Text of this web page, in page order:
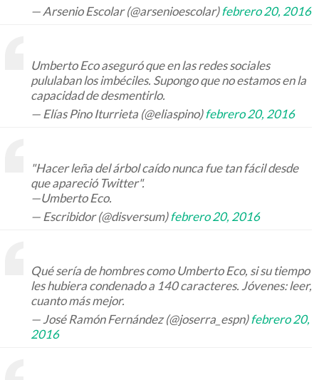
— Arsenio Escolar (@arsenioescolar) febrero 20, 2016
Umberto Eco aseguró que en las redes sociales
pululaban los imbéciles. Supongo que no estamos en la
capacidad de desmentirlo.
— Elías Pino Iturrieta (@eliaspino) febrero 20, 2016
"Hacer leña del árbol caído nunca fue tan fácil desde
que apareció Twitter".
—Umberto Eco.
— Escribidor (@disversum) febrero 20, 2016
Qué sería de hombres como Umberto Eco, si su tiempo
les hubiera condenado a 140 caracteres. Jóvenes: leer,
cuanto más mejor.
— José Ramón Fernández (@joserra_espn) febrero 20,
2016